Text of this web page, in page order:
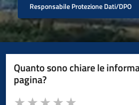
Responsabile Protezione Dati/DPO
Quanto sono chiare le
pagina?
Valuta da 1 a 5 stelle la pagina